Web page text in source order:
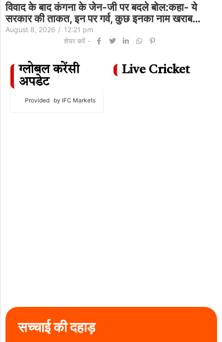
विवाद के बाद कंगना के जेन-जी पर बदले बोल:कहा- ये
सरकार की ताकत, इन पर गर्व, कुछ इनका नाम खराब…
August 8, 2026 / 12:21 pm
शेयर करें -
ग्लोबल करेंसी
अपडेट
Provided by IFC Markets
Live Cricket
सच्चाई की दहाड़